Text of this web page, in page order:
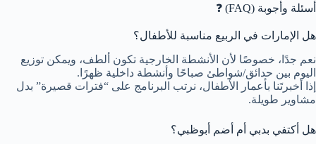
أسئلة وأجوبة (FAQ) ❓
هل الإمارات في الربيع مناسبة للأطفال؟
نعم جدًا، خصوصًا لأن الأنشطة الخارجية تكون ألطف، ويمكن توزيع
اليوم بين حدائق/شواطئ صباحًا وأنشطة داخلية ظهرًا.
إذا أخبرتَنا بأعمار الأطفال، نرتب البرنامج على “فترات قصيرة” بدل
مشاوير طويلة.
هل أكتفي بدبي أم أضم أبوظبي؟